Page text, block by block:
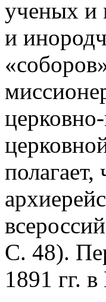
ученых и
и
С. 48).
1891 гг.